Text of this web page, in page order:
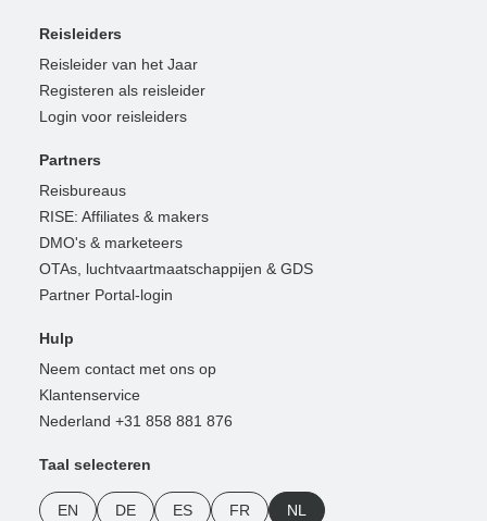
Reisleiders
Reisleider van het Jaar
Registeren als reisleider
Login voor reisleiders
Partners
Reisbureaus
RISE: Affiliates & makers
DMO's & marketeers
OTAs, luchtvaartmaatschappijen & GDS
Partner Portal-login
Hulp
Neem contact met ons op
Klantenservice
Nederland +31 858 881 876
Taal selecteren
EN DE ES FR NL